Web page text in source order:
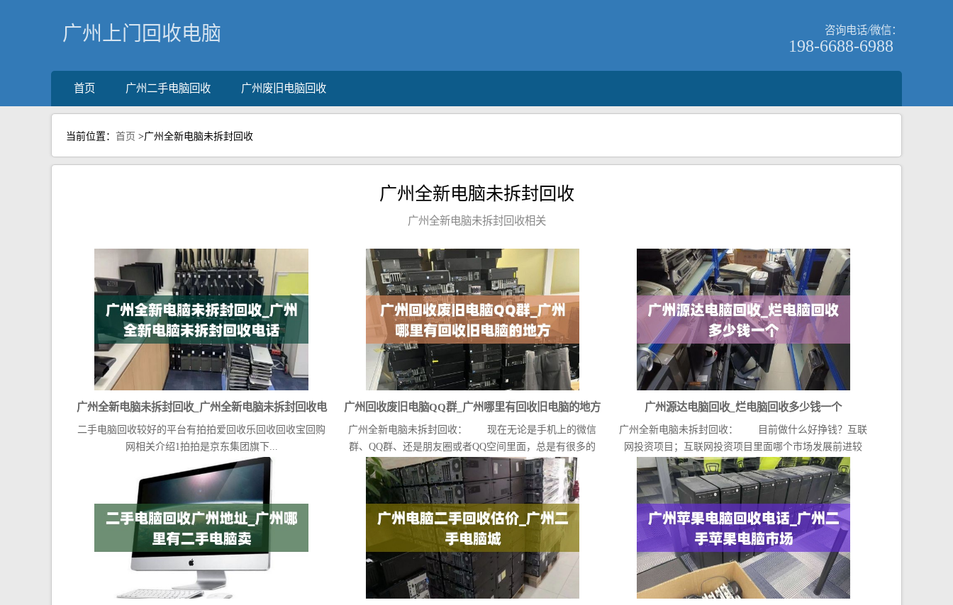
广州上门回收电脑 咨询电话/微信：
198-6688-6988
首页 广州二手电脑回收 广州废旧电脑回收
当前位置： 首页 >广州全新电脑未拆封回收
广州全新电脑未拆封回收
广州全新电脑未拆封回收相关
广州全新电脑未拆封回收_广州全新电脑未拆封回收电
话
二手电脑回收较好的平台有拍拍爱回收乐回收回收宝回购
网相关介绍1拍拍是京东集团旗下...
广州回收废旧电脑QQ群_广州哪里有回收旧电脑的地方
广州全新电脑未拆封回收： 现在无论是手机上的微信
群、QQ群、还是朋友圈或者QQ空间里面，总是有很多的
人...
广州源达电脑回收_烂电脑回收多少钱一个
广州全新电脑未拆封回收： 目前做什么好挣钱？互联
网投资项目；互联网投资项目里面哪个市场发展前进较
好？自...